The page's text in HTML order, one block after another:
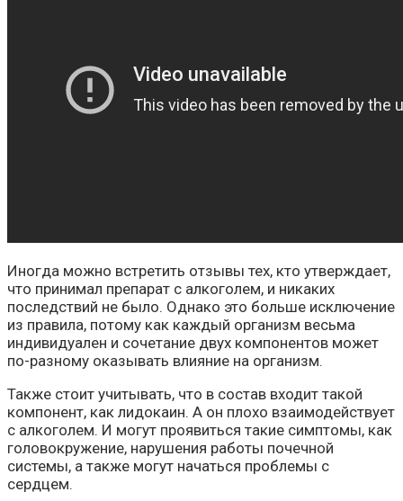
Иногда можно встретить отзывы тех, кто утверждает,
что принимал препарат с алкоголем, и никаких
последствий не было. Однако это больше исключение
из правила, потому как каждый организм весьма
индивидуален и сочетание двух компонентов может
по-разному оказывать влияние на организм.
Также стоит учитывать, что в состав входит такой
компонент, как лидокаин. А он плохо взаимодействует
с алкоголем. И могут проявиться такие симптомы, как
головокружение, нарушения работы почечной
системы, а также могут начаться проблемы с
сердцем.